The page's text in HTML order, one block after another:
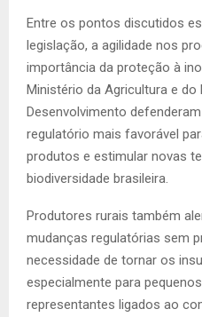
Entre os pontos discutidos
legislação, a agilidade nos
importância da proteção à
Ministério da Agricultura e do
Desenvolvimento
regulatório mais favorável
produtos e estimular novas
biodiversidade brasileira.
Produtores rurais também
mudanças regulatórias sem
necessidade de tornar os
especialmente para
representantes ligados ao